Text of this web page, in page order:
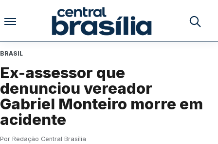
Pular para o conteúdo
Buscar
BRASIL
Ex-assessor que
denunciou vereador
Gabriel Monteiro morre em
acidente
Por Redação Central Brasília